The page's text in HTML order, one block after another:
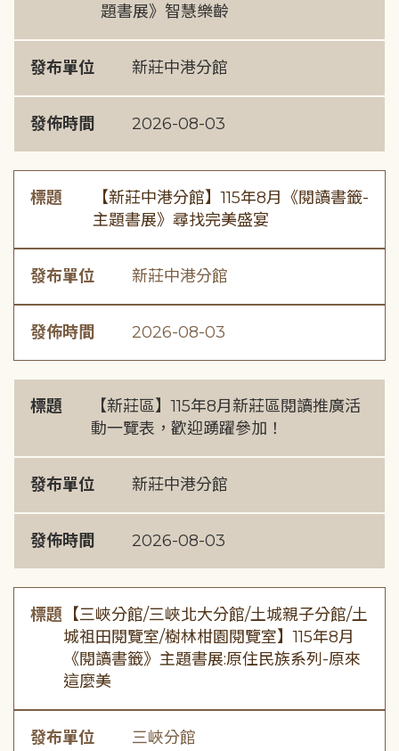
題書展》智慧樂齡
發布單位 新莊中港分館
發佈時間 2026-08-03
標題
【新莊中港分館】115年8月《閱讀書籤-
主題書展》尋找完美盛宴
發布單位 新莊中港分館
發佈時間 2026-08-03
標題
【新莊區】115年8月新莊區閱讀推廣活
動一覽表，歡迎踴躍參加！
發布單位 新莊中港分館
發佈時間 2026-08-03
標題 【三峽分館/三峽北大分館/土城親子分館/土
城祖田閱覽室/樹林柑園閱覽室】115年8月
《閱讀書籤》主題書展:原住民族系列-原來
這麼美
發布單位 三峽分館